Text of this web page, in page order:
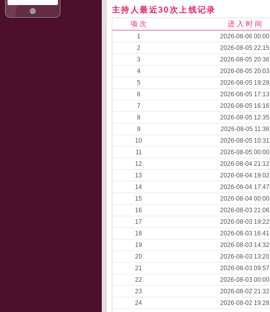
主持人最近30次上线记录
项 次 进 入 时 间
1 2026-08-06 00:00
2
2026-08-05 22:15
3
2026-08-05 20:36
4
2026-08-05 20:03
5
2026-08-05 19:28
6
2026-08-05 17:13
7
2026-08-05 16:16
8
2026-08-05 12:35
9
2026-08-05 11:36
10
2026-08-05 10:31
11
2026-08-05 00:00
12
2026-08-04 21:12
13
2026-08-04 19:02
14
2026-08-04 17:47
15
2026-08-04 00:00
16
2026-08-03 21:06
17
2026-08-03 19:22
18
2026-08-03 16:41
19
2026-08-03 14:32
20
2026-08-03 13:20
21
2026-08-03 09:57
22
2026-08-03 00:00
23
2026-08-02 21:32
24
2026-08-02 19:28